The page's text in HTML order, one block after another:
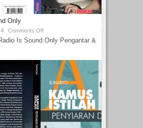
Only
Comments Off
Is Sound Only Pengantar &